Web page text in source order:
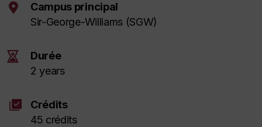
Campus principal
Sir-George-Williams (SGW)
Durée
2 years
library_add_check
Crédits
45 crédits